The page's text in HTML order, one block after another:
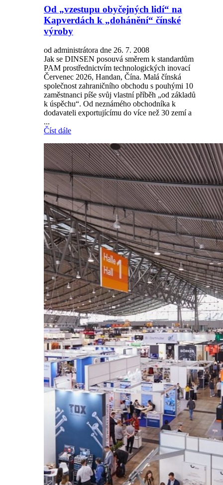
Od „vzestupu obyčejných lidí“ na
Kapverdách k „dohánění“ čínské
výroby
od administrátora dne 26. 7. 2008
Jak se DINSEN posouvá směrem k standardům
PAM prostřednictvím technologických inovací
Červenec 2026, Handan, Čína. Malá čínská
společnost zahraničního obchodu s pouhými 10
zaměstnanci píše svůj vlastní příběh „od základů
k úspěchu“. Od neznámého obchodníka k
dodavateli exportujícímu do více než 30 zemí a
...
Číst dále